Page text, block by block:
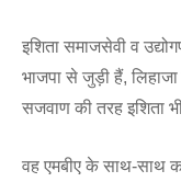
इशिता समाजसेवी व
भाजपा से जुड़ी हैं,
सजवाण की तरह इशिता
वह एमबीए के साथ-साथ